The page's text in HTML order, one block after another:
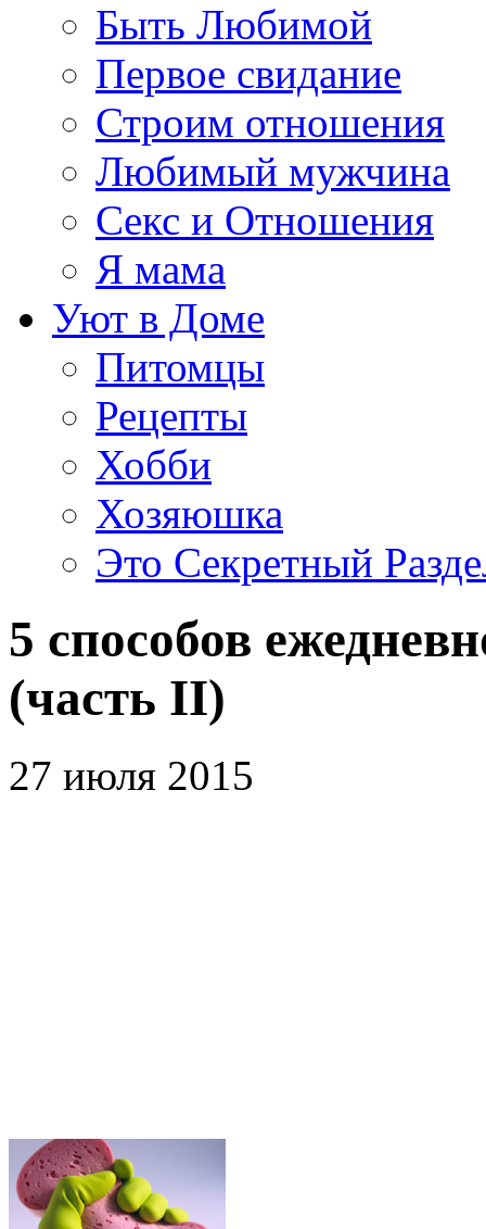
Быть Любимой
Первое свидание
Строим отношения
Любимый мужчина
Секс и Отношения
Я мама
Уют в Доме
Питомцы
Рецепты
Хобби
Хозяюшка
Это Секретный
5 способов
(часть II)
27 июля 2015